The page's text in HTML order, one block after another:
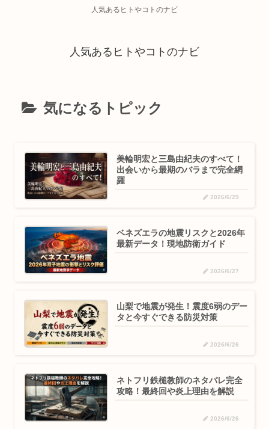
人気あるヒトやコトのナビ
人気あるヒトやコトのナビ
気になるトピック
美輪明宏と三島由紀夫のすべて！
出会いから最期のバラまで完全網
羅
2026/6/29
ベネズエラの地震リスクと2026年
最新データ！現地防衛ガイド
2026/6/27
山梨で地震が発生！震度6弱のデー
タと今すぐできる防災対策
2026/6/26
ネトフリ鉄槌教師のネタバレ完全
攻略！最終回や炎上理由を解説
2026/6/26